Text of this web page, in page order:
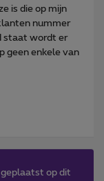
is die op mijn
nummer
staat wordt er
geen enkele van
op dit